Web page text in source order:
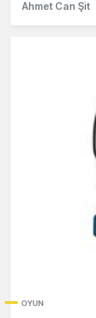
Ahmet Can Şit
OYUN